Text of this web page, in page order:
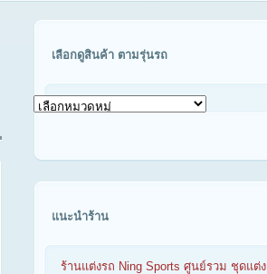
เลือกดูสินค้า ตามรุ่นรถ
เลือก
รถ
แนะนำร้าน
ร้านแต่งรถ Ning Sports ศูนย์รวม ชุดแต่ง